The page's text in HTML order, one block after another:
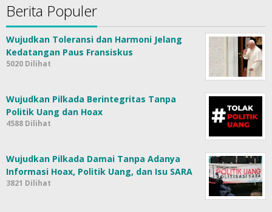
Berita Populer
Wujudkan Toleransi dan Harmoni Jelang
Kedatangan Paus Fransiskus
5020 Dilihat
Wujudkan Pilkada Berintegritas Tanpa
Politik Uang dan Hoax
4588 Dilihat
Wujudkan Pilkada Damai Tanpa Adanya
Informasi Hoax, Politik Uang, dan Isu SARA
3821 Dilihat